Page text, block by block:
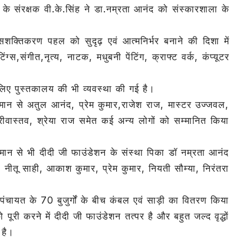
के संरक्षक वी.के.सिंह ने डा.नम्रता आनंद को संस्कारशाला के
पहल को सुदृढ़ एवं आत्मनिर्भर बनाने की दिशा में
नाटक, मधुबनी पेंटिंग, क्राफ्ट वर्क, कंप्यूटर
पुस्तकालय की भी व्यवस्था की गई है।
से अतुल आनंद, प्रेम कुमार,राजेश राज, मास्टर उज्जवल,
श्रेया राज समेत कई अन्य लोगों को सम्मानित किया
से भी दीदी जी फाउंडेशन के संस्था पिका डॉ नम्रता आनंद
साही, आकाश कुमार, प्रेम कुमार, नियती सौम्या, निरंतरा
के 70 बुजुर्गों के बीच कंबल एवं साड़ी का वितरण किया
पूरी करने में दीदी जी फाउंडेशन तत्पर है और बहुत जल्द वृद्धों